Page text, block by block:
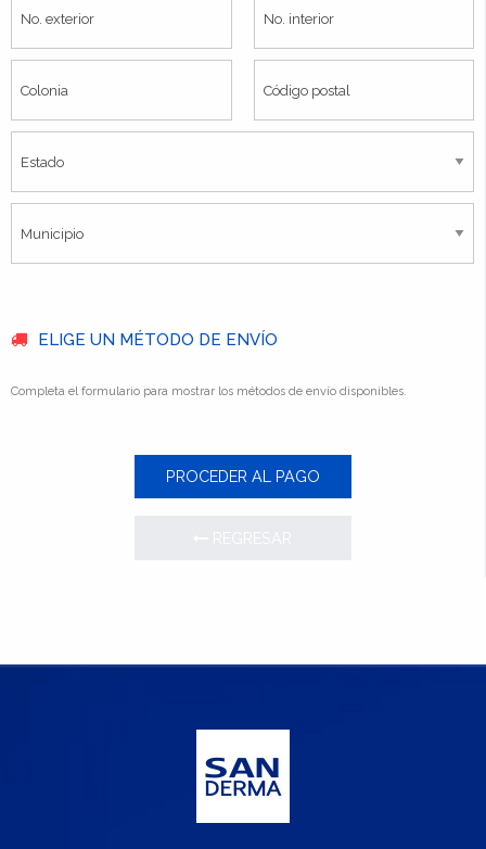
ELIGE UN MÉTODO DE ENVÍO
Completa el formulario para mostrar los métodos de envío disponibles.
PROCEDER AL PAGO